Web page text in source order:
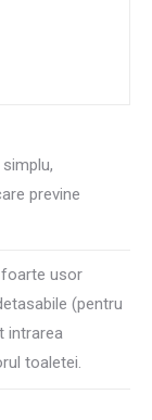
previne
usor
(pentru
intrarea
toaletei.